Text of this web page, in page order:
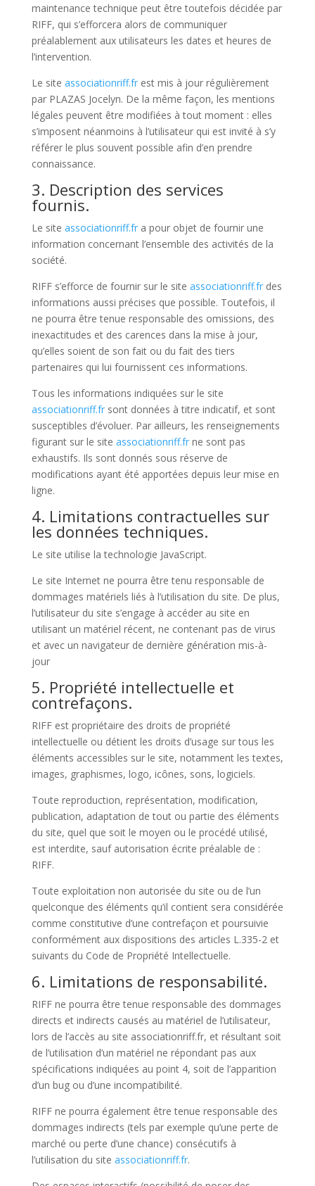
maintenance technique peut être toutefois décidée par
RIFF, qui s’efforcera alors de communiquer
préalablement aux utilisateurs les dates et heures de
l’intervention.
Le site associationriff.frest mis à jour régulièrement
par PLAZAS Jocelyn. De la même façon, les mentions
légales peuvent être modifiées à tout moment : elles
s’imposent néanmoins à l’utilisateur qui est invité à s’y
référer le plus souvent possible afin d’en prendre
connaissance.
3. Description des services
fournis.
Le site associationriff.fra pour objet de fournir une
information concernant l’ensemble des activités de la
société.
RIFF s’efforce de fournir sur le site associationriff.frdes
informations aussi précises que possible. Toutefois, il
ne pourra être tenue responsable des omissions, des
inexactitudes et des carences dans la mise à jour,
qu’elles soient de son fait ou du fait des tiers
partenaires qui lui fournissent ces informations.
Tous les informations indiquées sur le site
associationriff.frsont données à titre indicatif, et sont
susceptibles d’évoluer. Par ailleurs, les renseignements
figurant sur le site associationriff.frne sont pas
exhaustifs. Ils sont donnés sous réserve de
modifications ayant été apportées depuis leur mise en
ligne.
4. Limitations contractuelles sur
les données techniques.
Le site utilise la technologie JavaScript.
Le site Internet ne pourra être tenu responsable de
dommages matériels liés à l’utilisation du site. De plus,
l’utilisateur du site s’engage à accéder au site en
utilisant un matériel récent, ne contenant pas de virus
et avec un navigateur de dernière génération mis-à-
jour
5. Propriété intellectuelle et
contrefaçons.
RIFF est propriétaire des droits de propriété
intellectuelle ou détient les droits d’usage sur tous les
éléments accessibles sur le site, notamment les textes,
images, graphismes, logo, icônes, sons, logiciels.
Toute reproduction, représentation, modification,
publication, adaptation de tout ou partie des éléments
du site, quel que soit le moyen ou le procédé utilisé,
est interdite, sauf autorisation écrite préalable de :
RIFF.
Toute exploitation non autorisée du site ou de l’un
quelconque des éléments qu’il contient sera considérée
comme constitutive d’une contrefaçon et poursuivie
conformément aux dispositions des articles L.335-2 et
suivants du Code de Propriété Intellectuelle.
6. Limitations de responsabilité.
RIFF ne pourra être tenue responsable des dommages
directs et indirects causés au matériel de l’utilisateur,
lors de l’accès au site associationriff.fr, et résultant soit
de l’utilisation d’un matériel ne répondant pas aux
spécifications indiquées au point 4, soit de l’apparition
d’un bug ou d’une incompatibilité.
RIFF ne pourra également être tenue responsable des
dommages indirects (tels par exemple qu’une perte de
marché ou perte d’une chance) consécutifs à
l’utilisation du site associationriff.fr.